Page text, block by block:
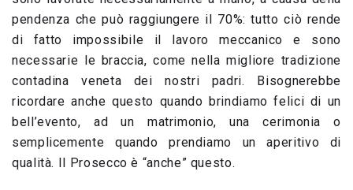
pendenza che può raggiungere il 70%: tutto ciò rende
di fatto impossibile il lavoro meccanico e sono
necessarie le braccia, come nella migliore tradizione
contadina veneta dei nostri padri. Bisognerebbe
ricordare anche questo quando brindiamo felici di un
bell’evento, ad un matrimonio, una cerimonia o
semplicemente quando prendiamo un aperitivo di
qualità. Il Prosecco è “anche” questo.